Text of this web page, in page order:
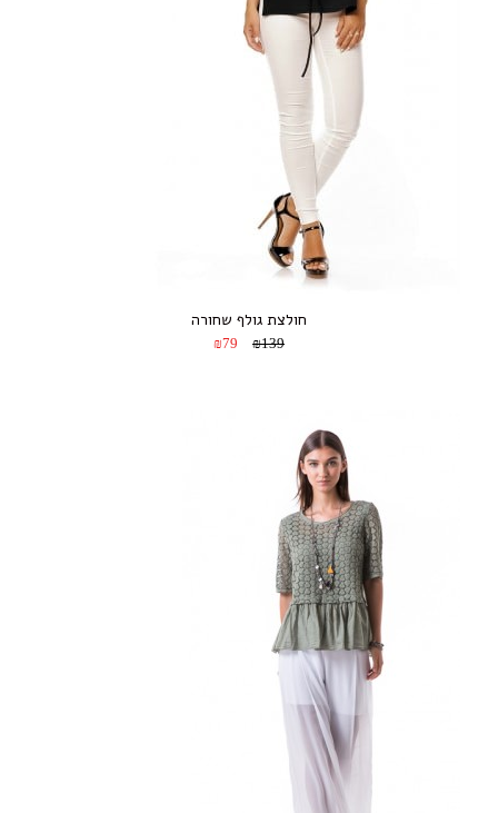
חולצת גולף שחורה
₪139
₪79